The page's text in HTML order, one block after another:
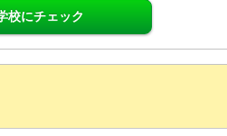
校にチェック